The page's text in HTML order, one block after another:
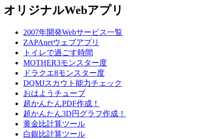
オリジナルWebアプリ
2007年開発Webサービス一覧
ZAPAnetウェブアプリ
トイレで過ごす時間
MOTHER3モンスター度
ドラクエ8モンスター度
DQMJスカウト能力チェック
おはようチューブ
超かんたんPDF作成！
超かんたん3D円グラフ作成！
黄金比計算ツール
白銀比計算ツール